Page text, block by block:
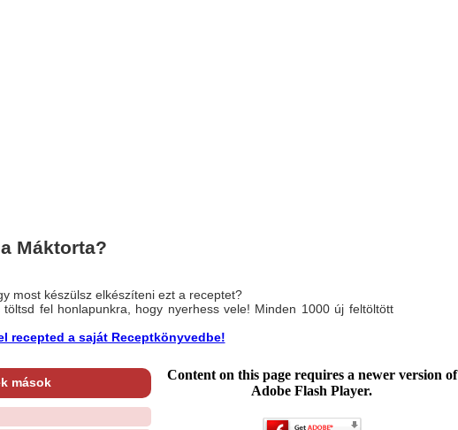
Máktorta?
most készülsz elkészíteni ezt a receptet?
fel honlapunkra, hogy nyerhess vele! Minden 1000 új feltöltött
recepted a saját Receptkönyvedbe!
mások
Content on this page requires a newer version of
Adobe Flash Player.